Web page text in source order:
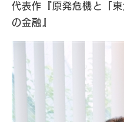
代表作『原発危機と「
の金融』